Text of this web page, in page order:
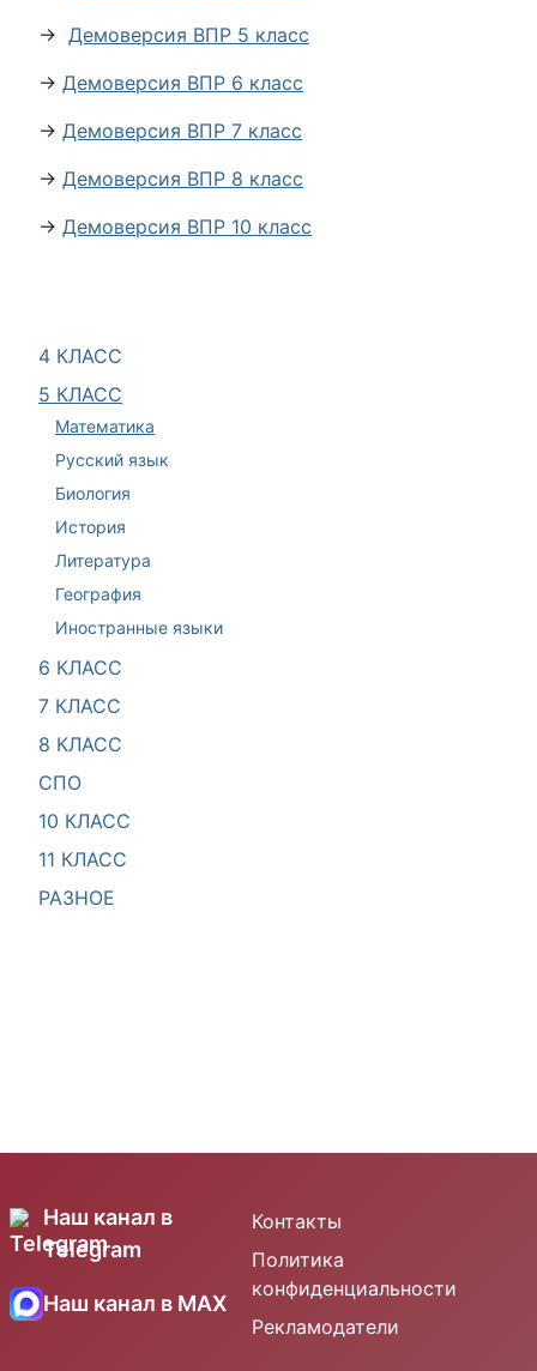
4 КЛАСС
5 КЛАСС
Математика
Русский язык
Биология
История
Литература
География
Иностранные языки
6 КЛАСС
7 КЛАСС
8 КЛАСС
СПО
10 КЛАСС
11 КЛАСС
РАЗНОЕ
→ Демоверсия ВПР 5 класс
→ Демоверсия ВПР 6 класс
→ Демоверсия ВПР 7 класс
→ Демоверсия ВПР 8 класс
→ Демоверсия ВПР 10 класс
Наш канал в
Telegram
Наш канал в MAX
Контакты
Политика
конфиденциальности
Рекламодатели